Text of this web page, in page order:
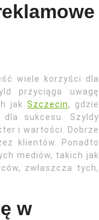
wiele korzyści dla
przyciąga uwagę
jakSzczecin, gdzie
sukcesu. Szyldy
i wartości. Dobrze
klientów. Ponadto
mediów, takich jak
zwłaszcza tych,
w